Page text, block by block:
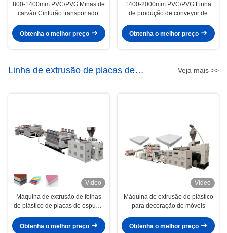
800-1400mm PVC/PVG Minas de
carvão Cinturão transportador
de energia Minas Cinturão
transportador máquina
Obtenha o melhor preço
1400-2000mm PVC/PVG Linha
de produção de conveyor de
de mineração Voltagem 380V
Obtenha o melhor preço
Linha de extrusão de placas de
espuma de PVC
Veja mais >>
Vídeo
Máquina de extrusão de folhas
de plástico de placas de espuma
Obtenha o melhor preço
Vídeo
Máquina de extrusão de plástico
para decoração de móveis
Obtenha o melhor preço